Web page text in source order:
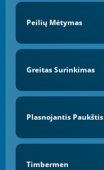
Peilių Mėtymas
Greitas Surinkimas
Plasnojantis Paukštis
Timbermen